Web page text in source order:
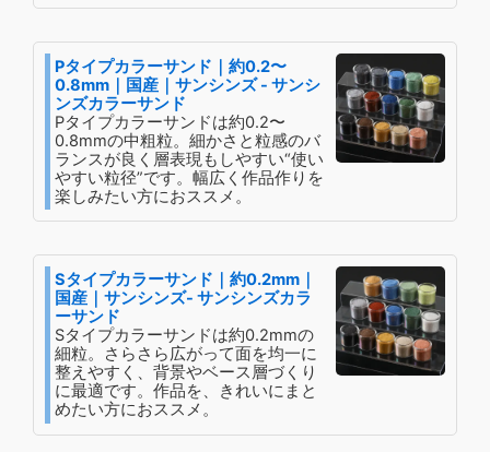
Pタイプカラーサンド｜約0.2〜
0.8mm｜国産｜サンシンズ - サンシ
ンズカラーサンド
Pタイプカラーサンドは約0.2〜
0.8mmの中粗粒。細かさと粒感のバ
ランスが良く層表現もしやすい“使い
やすい粒径”です。幅広く作品作りを
楽しみたい方におススメ。
Sタイプカラーサンド｜約0.2mm｜
国産｜サンシンズ- サンシンズカラ
ーサンド
Sタイプカラーサンドは約0.2mmの
細粒。さらさら広がって面を均一に
整えやすく、背景やベース層づくり
に最適です。作品を、きれいにまと
めたい方におススメ。